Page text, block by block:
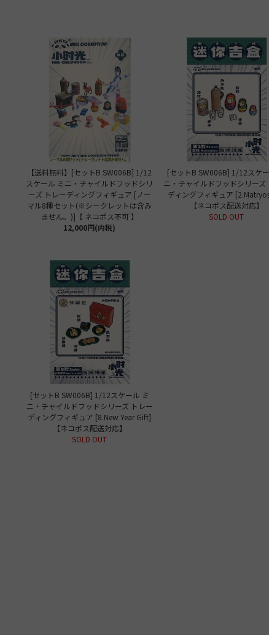
【送料無料】[セットB SW006B] 1/12
スケール ミニ・チャイルドフッドシリ
ーズ トレーディングフィギュア [ノー
マル8種セット(※シークレットは含み
ません。)]【 ネコポス不可 】
12,000円(内税)
[セットB SW006B] 1/12スケ
ニ・チャイルドフッドシリーズ
ディングフィギュア
【ネコポス配送対応】
SOLD OUT
[セットB SW006B] 1/12スケール ミ
ニ・チャイルドフッドシリーズ トレー
ディングフィギュア [8.New Year Gift]
【ネコポス配送対応】
SOLD OUT